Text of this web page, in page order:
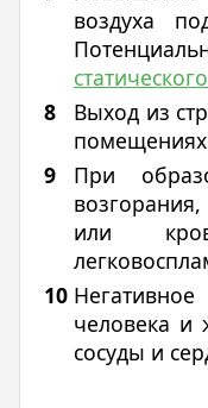
воздуха
Выход из
При
или
человека и
сосуды и